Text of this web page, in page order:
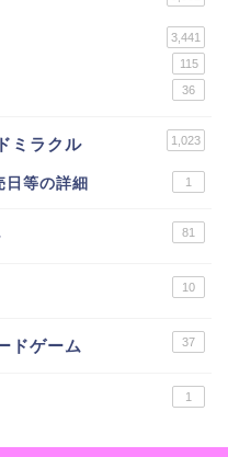
3,441
115
36
ミラクル 1,023
日等の詳細 1
81
10
ドゲーム 37
1